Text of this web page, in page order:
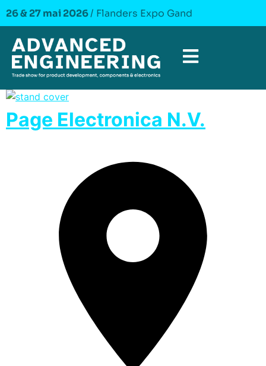
26 & 27 mai 2026/ Flanders Expo Gand
Page Electronica N.V.